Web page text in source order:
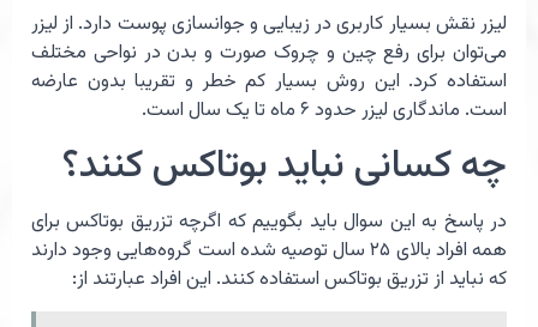
لیزر نقش بسیار کاربری در زیبایی و جوانسازی پوست دارد. از لیزر
می‌توان برای رفع چین و چروک صورت و بدن در نواحی مختلف
استفاده کرد. این روش بسیار کم خطر و تقریبا بدون عارضه
است. ماندگاری لیزر حدود ۶ ماه تا یک سال است.
چه کسانی نباید بوتاکس کنند؟
در پاسخ به این سوال باید بگوییم که اگرچه تزریق بوتاکس برای
همه افراد بالای ۲۵ سال توصیه شده است گروه‌هایی وجود دارند
که نباید از تزریق بوتاکس استفاده کنند. این افراد عبارتند از: